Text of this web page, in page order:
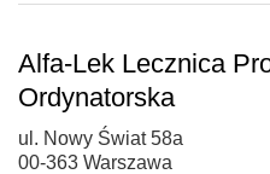
Alfa-Lek Lecznica
Ordynatorska
ul. Nowy Świat 58a
00-363 Warszawa